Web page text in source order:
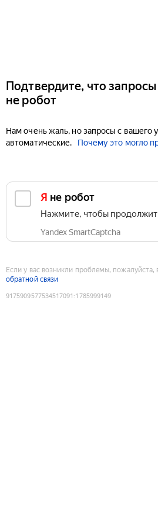
Подтвердите, что
не робот
Нам очень жаль, но запросы с вашего
автоматические.
Почему это могло
Я не робот
Нажмите, чтобы
Yandex SmartCaptcha
Если у вас возникли проблемы, пожалуйста,
обратной связи
9175909577534517091 :1785999149